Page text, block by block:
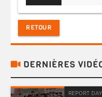
RETOUR
DERNIÈRES
REPORT